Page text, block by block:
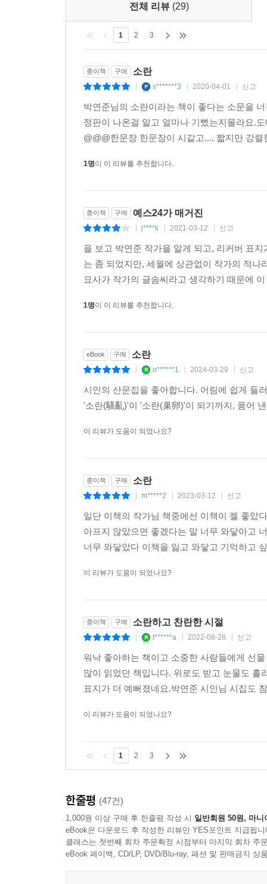
전체 리뷰 (29)
1 2 3
종이책 구매 소란
s*******3 2020-04-01 신고
박연준님의 소란이라는 책이 좋다는 소문을
정판이 나온걸 알고 얼마나 기뻤는지몰라요.
@@@한문장 한문장이 시같고.... 짧지만 강
1명이 이 리뷰를 추천합니다.
종이책 구매 예스24가 매거진
j****k 2021-03-12 신고
을 보고 박연준 작가을 알게 되고, 리커버 표
는 좀 되었지만, 세월에 상관없이 작가의 적
묘사가 작가의 글솜씨라고 생각하기 때문에
1명이 이 리뷰를 추천합니다.
eBook 구매 소란
o******1 2024-03-29 신고
시인의 산문집을 좋아합니다. 어림에 쉽게 들
'소란(騷亂)'이 '소란(巢卵)'이 되기까지, 품어
이 리뷰가 도움이 되었나요?
종이책 구매 소란
m*****2 2023-03-12 신고
일단 이책의 작가님 책중에선 이책이 젤 좋았
아프지 않았으면 좋겠다는 말 너무 와닿아고
너무 와닿았다 이책을 잃고 와닿고 기억하고
이 리뷰가 도움이 되었나요?
종이책 구매 소란하고 찬란한 시절
t******a 2022-08-28 신고
워낙 좋아하는 책이고 소중한 사람들에게 선
많이 읽었던 책입니다. 위로도 받고 눈물도
표지가 더 예뻐졌네요.박연준 시인님 시집도
이 리뷰가 도움이 되었나요?
1 2 3
한줄평 (47건)
1,000원 이상 구매 후 한줄평 작성 시 일반회원 50원, 마니
eBook은 다운로드 후 작성한 리뷰만 YES포인트 지급됩니
클래스는 첫번째 회차 주문확정 시점부터 마지막 회차 주
eBook 페이백, CD/LP, DVD/Blu-ray, 패션 및 판매금지 상